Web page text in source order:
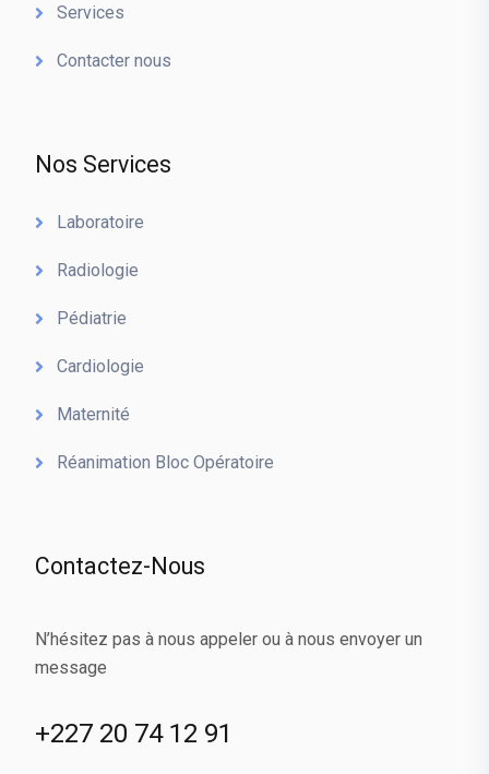
Services
Contacter nous
Nos Services
Laboratoire
Radiologie
Pédiatrie
Cardiologie
Maternité
Réanimation Bloc Opératoire
Contactez-Nous
N’hésitez pas à nous appeler ou à nous envoyer un
message
+227 20 74 12 91